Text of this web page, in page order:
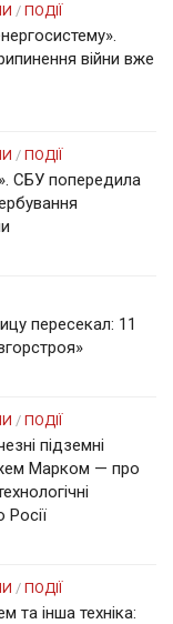
/ ПОДІЇ
війни вже
/ ПОДІЇ
СБУ попередила
пересекал: 11
/ ПОДІЇ
підземні
Марком — про
/ ПОДІЇ
та інша техніка: